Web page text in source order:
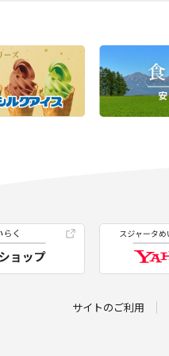
サイトのご利用